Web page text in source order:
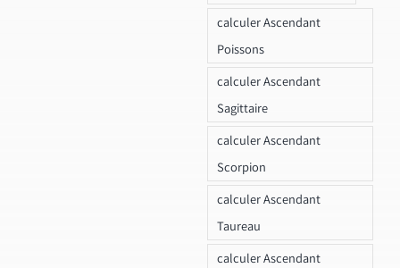
calculer Ascendant
Poissons
calculer Ascendant
Sagittaire
calculer Ascendant
Scorpion
calculer Ascendant
Taureau
calculer Ascendant